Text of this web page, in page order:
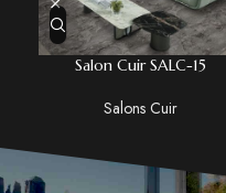
Salon Cuir SALC-15
Salons Cuir